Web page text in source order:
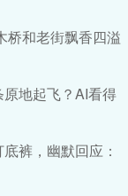
桥和老街飘香四溢
地起飞？AI看得
裤，幽默回应：